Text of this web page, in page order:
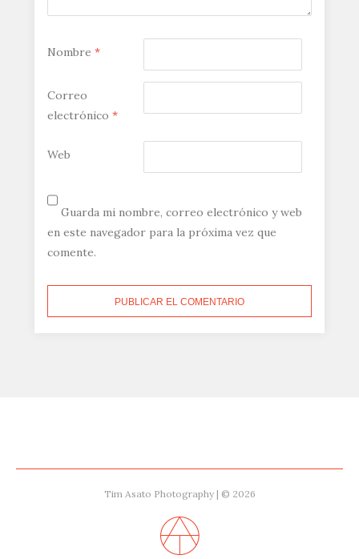
Nombre *
Correo
electrónico *
Web
Guarda mi nombre, correo electrónico y web
en este navegador para la próxima vez que
comente.
Tim Asato Photography | © 2026